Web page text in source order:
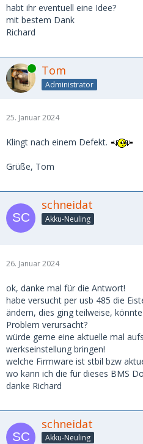
habt ihr eventuell eine Idee?
mit bestem Dank
Richard
Online Tom
Administrator
25. Januar 2024
Klingt nach einem Defekt.
Grüße, Tom
schneidat
Akku-Neuling
26. Januar 2024
ok, danke mal für die Antwort!
habe versucht per usb 485 die
ändern, dies ging teilweise,
Problem verursacht?
würde gerne eine aktuelle mal
werkseinstellung bringen!
welche Firmware ist stbil bzw
wo kann ich die für dieses BMS
danke Richard
schneidat
Akku-Neuling